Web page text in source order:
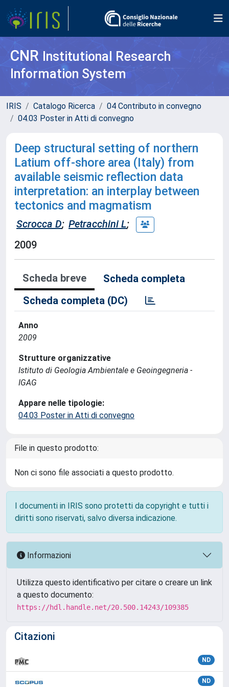
CNR Institutional Research
Information System
IRIS Catalogo Ricerca
04 Contributo in convegno
04.03 Poster in Atti di convegno
Deep structural setting of northern
Latium off-shore area (Italy) from
available seismic reflection data
interpretation: an interplay between
tectonics and magmatism
Scrocca D; Petracchini L;
2009
Scheda breve
Scheda completa
Scheda completa (DC)
Anno
2009
Strutture organizzative
Istituto di Geologia Ambientale e Geoingegneria -
IGAG
Appare nelle tipologie:
04.03 Poster in Atti di convegno
File in questo prodotto:
Non ci sono file associati a questo prodotto.
I documenti in IRIS sono protetti da copyright e tutti i
diritti sono riservati, salvo diversa indicazione.
Informazioni
Utilizza questo identificativo per citare o creare un link
a questo documento:
https://hdl.handle.net/20.500.14243/109385
Citazioni
ND
ND